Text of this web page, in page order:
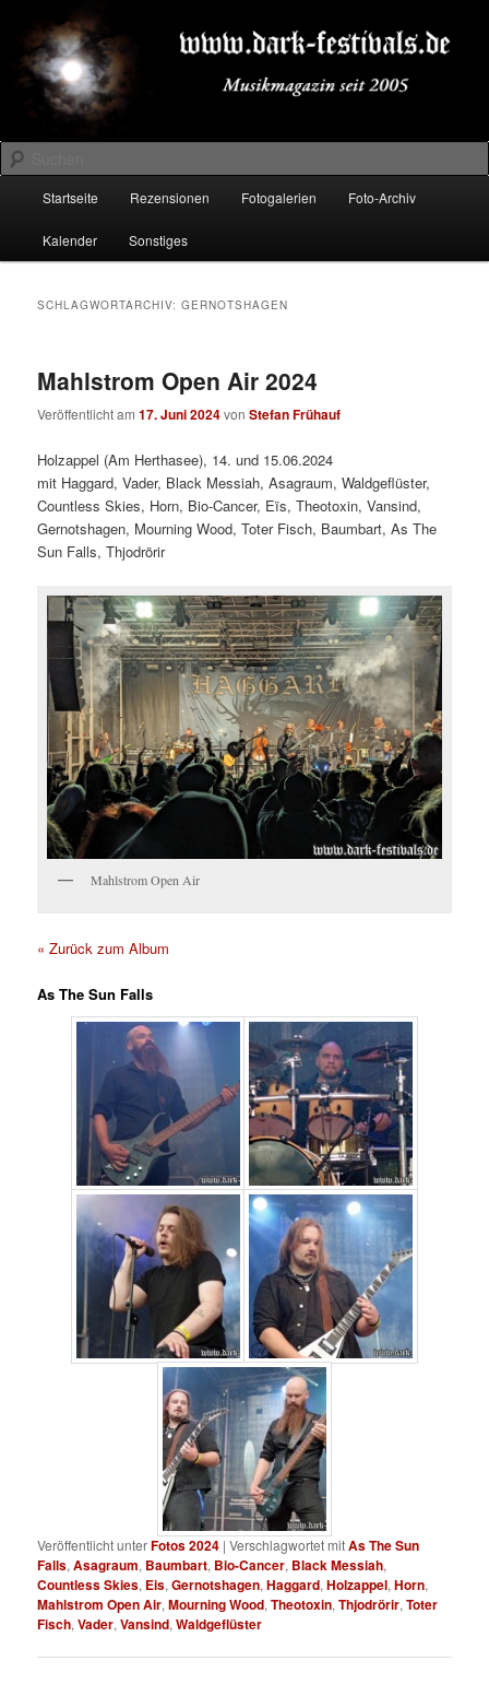
primären
Inhalt
springen
sekundären
Inhalt
springenDARK-FESTIVALS.DE
Suchen
Startseite Rezensionen Fotogalerien Foto-Archiv
Kalender Sonstiges
SCHLAGWORTARCHIV:GERNOTSHAGEN
Mahlstrom Open Air 2024
Veröffentlicht am17. Juni 2024vonStefan Frühauf
Holzappel (Am Herthasee), 14. und 15.06.2024
mit Haggard, Vader, Black Messiah, Asagraum, Waldgeflüster,
Countless Skies, Horn, Bio-Cancer, Eïs, Theotoxin, Vansind,
Gernotshagen, Mourning Wood, Toter Fisch, Baumbart, As The
Sun Falls, Thjodrörir
Mahlstrom Open Air
« Zurück zum Album
As The Sun Falls
Veröffentlicht unterFotos 2024 |Verschlagwortet mitAs The Sun
Falls,Asagraum, Baumbart, Bio-Cancer, Black Messiah,
Countless Skies, Eis,Gernotshagen,Haggard,Holzappel,Horn,
Mahlstrom Open Air,Mourning Wood,Theotoxin,Thjodrörir,Toter
Fisch,Vader,Vansind,Waldgeflüster